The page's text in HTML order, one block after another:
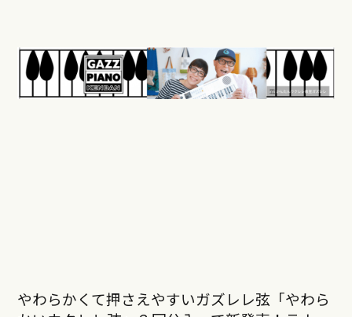
やわらかくて押さえやすいガズレレ弦「やわら